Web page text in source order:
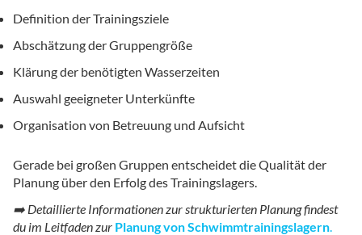
Definition der Trainingsziele
Abschätzung der Gruppengröße
Klärung der benötigten Wasserzeiten
Auswahl geeigneter Unterkünfte
Organisation von Betreuung und Aufsicht
Gerade bei großen Gruppen entscheidet die Qualität der
Planung über den Erfolg des Trainingslagers.
➡️ Detaillierte Informationen zur strukturierten Planung findest
du im Leitfaden zur Planung von Schwimmtrainingslagern.